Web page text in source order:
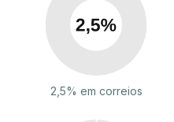
2,5% em correios